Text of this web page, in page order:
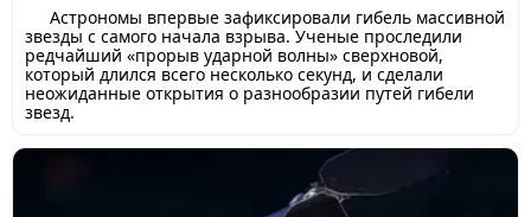
Астрономы впервые зафиксировали гибель массивной
звезды с самого начала взрыва. Ученые проследили
редчайший «прорыв ударной волны» сверхновой,
который длился всего несколько секунд, и сделали
неожиданные открытия о разнообразии путей гибели
звезд.